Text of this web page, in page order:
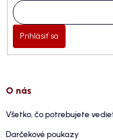
Prihlásiť sa
O nás
Všetko, čo potrebujete
Darčekové poukazy